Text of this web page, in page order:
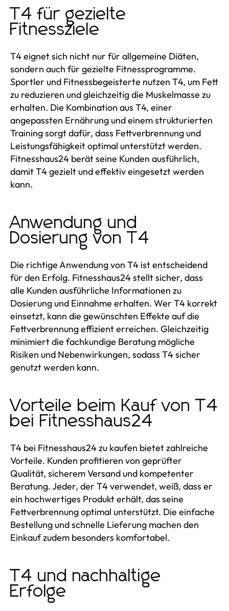
T4 für gezielte
Fitnessziele
T4 eignet sich nicht nur für allgemeine Diäten,
sondern auch für gezielte Fitnessprogramme.
Sportler und Fitnessbegeisterte nutzen T4, um Fett
zu reduzieren und gleichzeitig die Muskelmasse zu
erhalten. Die Kombination aus T4, einer
angepassten Ernährung und einem strukturierten
Training sorgt dafür, dass Fettverbrennung und
Leistungsfähigkeit optimal unterstützt werden.
Fitnesshaus24 berät seine Kunden ausführlich,
damit T4 gezielt und effektiv eingesetzt werden
kann.
Anwendung und
Dosierung von T4
Die richtige Anwendung von T4 ist entscheidend
für den Erfolg. Fitnesshaus24 stellt sicher, dass
alle Kunden ausführliche Informationen zu
Dosierung und Einnahme erhalten. Wer T4 korrekt
einsetzt, kann die gewünschten Effekte auf die
Fettverbrennung effizient erreichen. Gleichzeitig
minimiert die fachkundige Beratung mögliche
Risiken und Nebenwirkungen, sodass T4 sicher
genutzt werden kann.
Vorteile beim Kauf von T4
bei Fitnesshaus24
T4 bei Fitnesshaus24 zu kaufen bietet zahlreiche
Vorteile. Kunden profitieren von geprüfter
Qualität, sicherem Versand und kompetenter
Beratung. Jeder, der T4 verwendet, weiß, dass er
ein hochwertiges Produkt erhält, das seine
Fettverbrennung optimal unterstützt. Die einfache
Bestellung und schnelle Lieferung machen den
Einkauf zudem besonders komfortabel.
T4 und nachhaltige
Erfolge